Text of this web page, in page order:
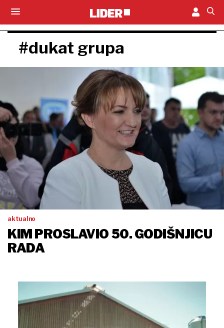
#dukat grupa
aktualno
KIM PROSLAVIO 50. GODIŠNJICU
RADA